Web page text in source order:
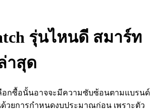
รุ่นไหนดี สมาร์ท
าสุด
อกซื้อนั้นอาจจะมีความซับซ้อนตามแบรนด์
วยการกำหนดงบประมาณก่อน เพราะตัว